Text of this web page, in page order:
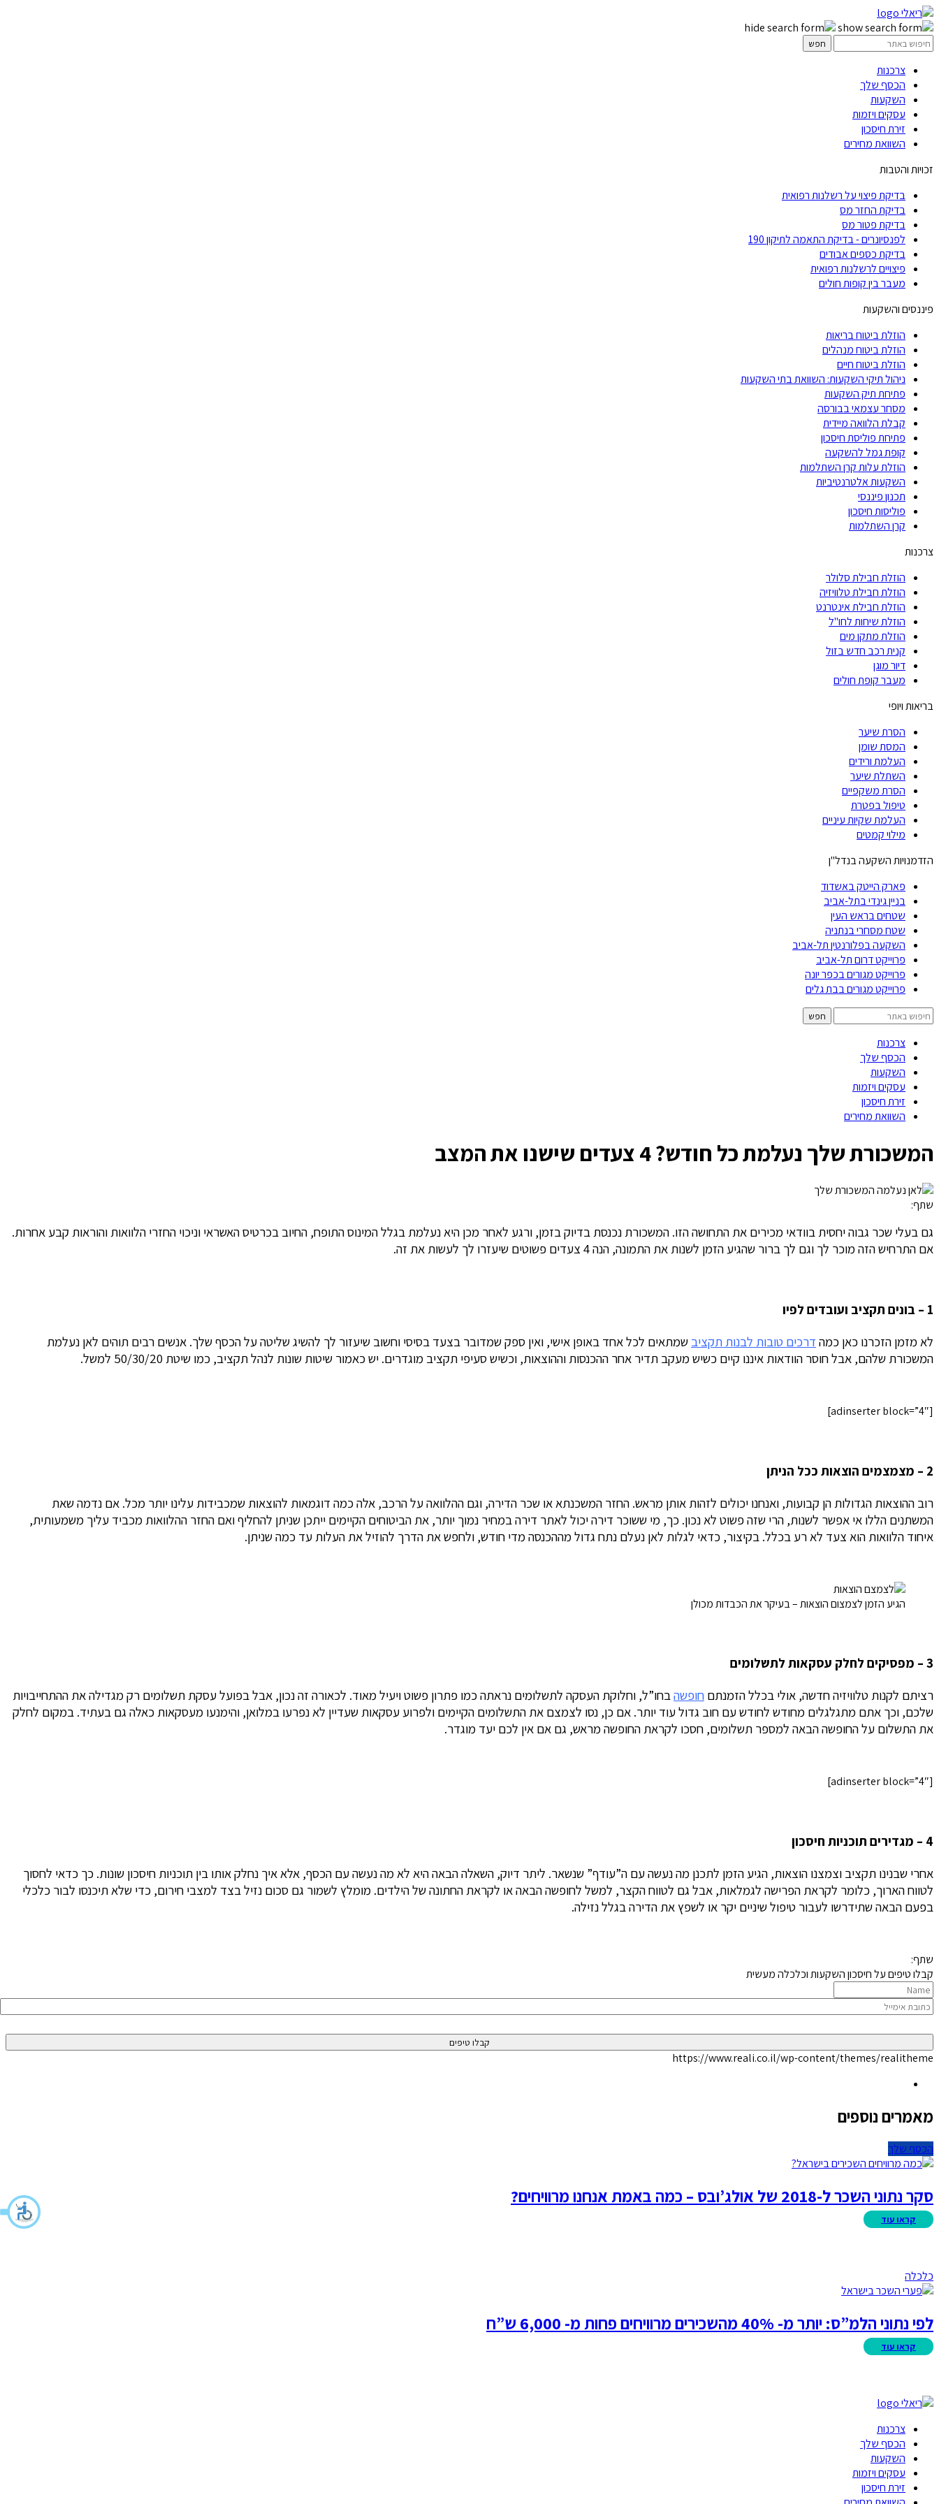
צרכנות
הכסף שלך
השקעות
עסקים ויזמות
זירת חיסכון
השוואת מחירים
זכויות והטבות
בדיקת פיצוי על רשלנות רפואית
בדיקת החזר מס
בדיקת פטור מס
לפנסיונרים - בדיקת התאמה לתיקון 190
בדיקת כספים אבודים
פיצויים לרשלנות רפואית
מעבר בין קופות חולים
פיננסים והשקעות
הוזלת ביטוח בריאות
הוזלת ביטוח מנהלים
הוזלת ביטוח חיים
ניהול תיקי השקעות: השוואת בתי השקעות
פתיחת תיק השקעות
מסחר עצמאי בבורסה
קבלת הלוואה מיידית
פתיחת פוליסת חיסכון
קופת גמל להשקעה
הוזלת עלות קרן השתלמות
השקעות אלטרנטיביות
תכנון פיננסי
פוליסות חיסכון
קרן השתלמות
צרכנות
הוזלת חבילת סלולר
הוזלת חבילת טלוויזיה
הוזלת חבילת אינטרנט
הוזלת שיחות לחו"ל
הוזלת מתקן מים
קנית רכב חדש בזול
דיור מוגן
מעבר קופת חולים
בריאות ויופי
הסרת שיער
המסת שומן
העלמת ורידים
השתלת שיער
הסרת משקפיים
טיפול בפטרת
העלמת שקיות עיניים
מילוי קמטים
הזדמנויות השקעה בנדל"ן
פארק הייטק באשדוד
בניין גינדי בתל-אביב
שטחים בראש העין
שטח מסחרי בנתניה
השקעה בפלורנטין תל-אביב
פרוייקט דרום תל-אביב
פרוייקט מגורים בכפר יונה
פרוייקט מגורים בבת גלים
צרכנות
הכסף שלך
השקעות
עסקים ויזמות
זירת חיסכון
השוואת מחירים
המשכורת שלך נעלמת כל חודש? 4 צעדים שישנו את המצב
שתף:
גם בעלי שכר גבוה יחסית בוודאי מכירים את התחושה הזו. המשכורת נכנסת בדיוק בזמן, ורגע לאחר מכן היא נעלמת בגלל המינוס התופח, החיוב בכרטיס האשראי וניכוי החזרי הלוואות והוראות קבע אחרות.
אם התרחיש הזה מוכר לך וגם לך ברור שהגיע הזמן לשנות את התמונה, הנה 4 צעדים פשוטים שיעזרו לך לעשות את זה.
1 – בונים תקציב ועובדים לפיו
לא מזמן הזכרנו כאן כמה דרכים טובות לבנות תקציב שמתאים לכל אחד באופן אישי, ואין ספק שמדובר בצעד בסיסי וחשוב שיעזור לך להשיג שליטה על הכסף שלך. אנשים רבים תוהים לאן נעלמת
המשכורת שלהם, אבל חוסר הוודאות איננו קיים כשיש מעקב תדיר אחר ההכנסות וההוצאות, וכשיש סעיפי תקציב מוגדרים. יש כאמור שיטות שונות לנהל תקציב, כמו שיטת 50/30/20 למשל.
[adinserter block=”4″]
2 – מצמצמים הוצאות ככל הניתן
רוב ההוצאות הגדולות הן קבועות, ואנחנו יכולים לזהות אותן מראש. החזר המשכנתא או שכר הדירה, וגם ההלוואה על הרכב, אלה כמה דוגמאות להוצאות שמכבידות עלינו יותר מכל. אם נדמה שאת
המשתנים הללו אי אפשר לשנות, הרי שזה פשוט לא נכון. כך, מי ששוכר דירה יכול לאתר דירה במחיר נמוך יותר, את הביטוחים הקיימים ייתכן שניתן להחליף ואם החזר ההלוואות מכביד עליך משמעותית,
איחוד הלוואות הוא צעד לא רע בכלל. בקיצור, כדאי לגלות לאן נעלם נתח גדול מההכנסה מדי חודש, ולחפש את הדרך להוזיל את העלות עד כמה שניתן.
הגיע הזמן לצמצום הוצאות – בעיקר את הכבדות מכולן
3 – מפסיקים לחלק עסקאות לתשלומים
רציתם לקנות טלוויזיה חדשה, אולי בכלל הזמנתם חופשהבחו”ל, וחלוקת העסקה לתשלומים נראתה כמו פתרון פשוט ויעיל מאוד. לכאורה זה נכון, אבל בפועל עסקת תשלומים רק מגדילה את ההתחייבויות
שלכם, וכך אתם מתגלגלים מחודש לחודש עם חוב גדול עוד יותר. אם כן, נסו לצמצם את התשלומים הקיימים ולפרוע עסקאות שעדיין לא נפרעו במלואן, והימנעו מעסקאות כאלה גם בעתיד. במקום לחלק
את התשלום על החופשה הבאה למספר תשלומים, חסכו לקראת החופשה מראש, גם אם אין לכם יעד מוגדר.
[adinserter block=”4″]
4 – מגדירים תוכניות חיסכון
אחרי שבנינו תקציב וצמצנו הוצאות, הגיע הזמן לתכנן מה נעשה עם ה”עודף” שנשאר. ליתר דיוק, השאלה הבאה היא לא מה נעשה עם הכסף, אלא איך נחלק אותו בין תוכניות חיסכון שונות. כך כדאי לחסוך
לטווח הארוך, כלומר לקראת הפרישה לגמלאות, אבל גם לטווח הקצר, למשל לחופשה הבאה או לקראת החתונה של הילדים. מומלץ לשמור גם סכום נזיל בצד למצבי חירום, כדי שלא תיכנסו לבור כלכלי
בפעם הבאה שתידרשו לעבור טיפול שיניים יקר או לשפץ את הדירה בגלל נזילה.
שתף:
קבלו טיפים על חיסכון השקעות וכלכלה מעשית
https://www.reali.co.il/wp-content/themes/realitheme
מאמרים נוספים
הכסף שלך
סקר נתוני השכר ל-2018 של אולג’ובס – כמה באמת אנחנו מרוויחים?
כלכלה
לפי נתוני הלמ”ס: יותר מ- 40% מהשכירים מרוויחים פחות מ- 6,000 ש”ח
צרכנות
הכסף שלך
השקעות
עסקים ויזמות
זירת חיסכון